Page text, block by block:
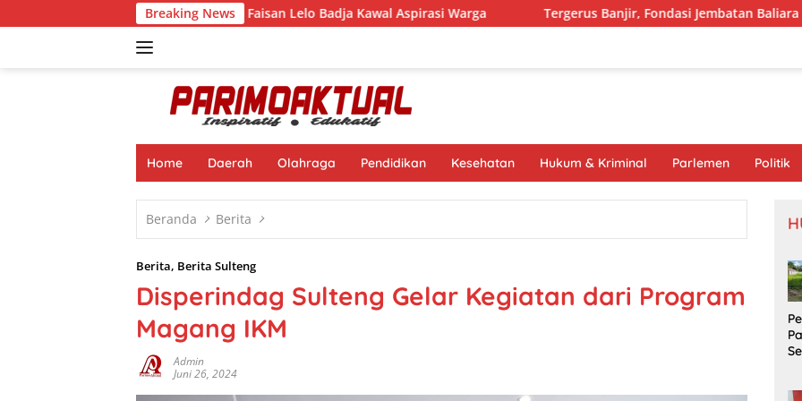
ke
Breaking News
Reses di Desa Tandaigi, Faisan Lelo Badja Kawal Aspirasi Warga Tergerus Banjir, Fondasi Jembatan Baliara
Home Daerah Olahraga Pendidikan Kesehatan Hukum & Kriminal Parlemen Politik
Beranda Berita
Berita, Berita Sulteng
Disperindag Sulteng Gelar Kegiatan dari Program
Magang IKM
Admin
Juni 26, 2024